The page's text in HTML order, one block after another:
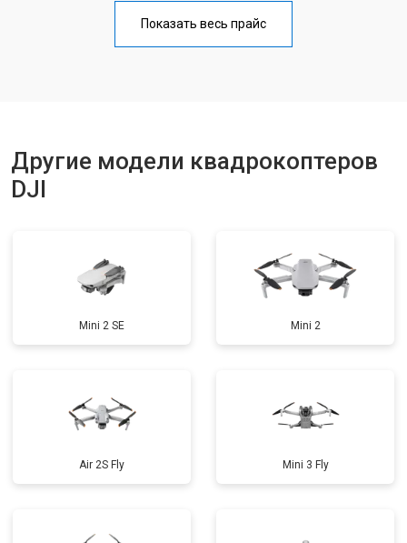
Замена материнской платы от 2800 ₽
Показать весь прайс
Другие модели квадрокоптеров
DJI
Mini 2 SE Mini 2
Air 2S Fly Mini 3 Fly